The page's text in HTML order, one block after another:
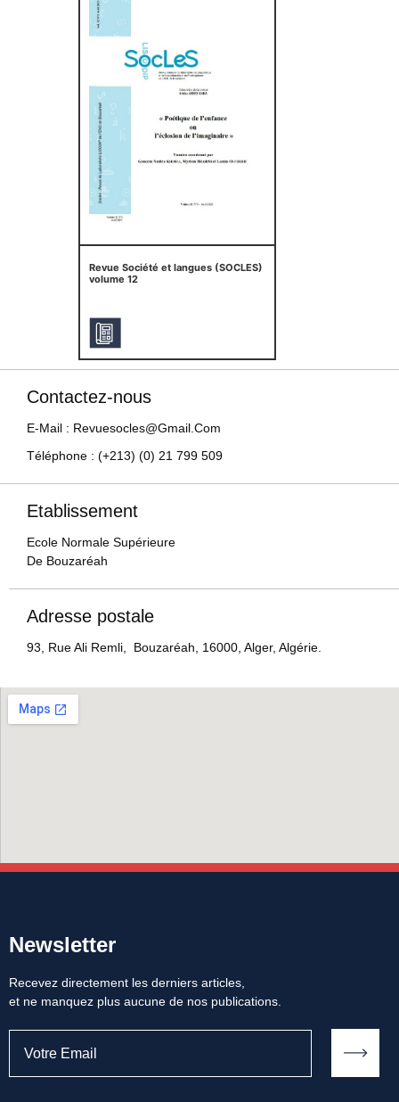
Revue Société et langues (SOCLES)
volume 12
Contactez-nous
E-Mail : Revuesocles@gmail.com
Téléphone : (+213) (0) 21 799 509
Etablissement
Ecole Normale Supérieure
De Bouzaréah
Adresse postale
93, Rue Ali Remli, Bouzaréah, 16000, Alger, Algérie.
Newsletter
Recevez directement les derniers articles,
et ne manquez plus aucune de nos publications.